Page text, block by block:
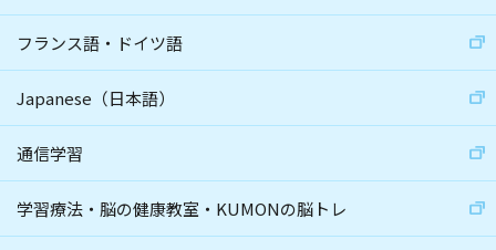
フランス語・ドイツ語
Japanese（日本語）
通信学習
学習療法・脳の健康教室・KUMONの脳トレ